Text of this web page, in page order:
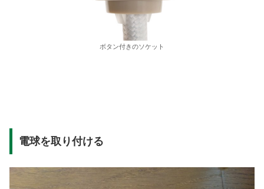
ボタン付きのソケット
電球を取り付ける